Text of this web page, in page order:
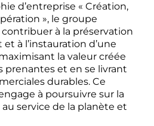
d’entreprise « Création,
», le groupe
contribuer à la préservation
à l’instauration d’une
la valeur créée
prenantes et en se livrant
durables. Ce
à poursuivre sur la
au service de la planète et